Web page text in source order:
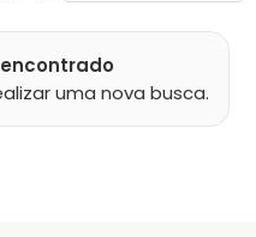
uma nova busca.